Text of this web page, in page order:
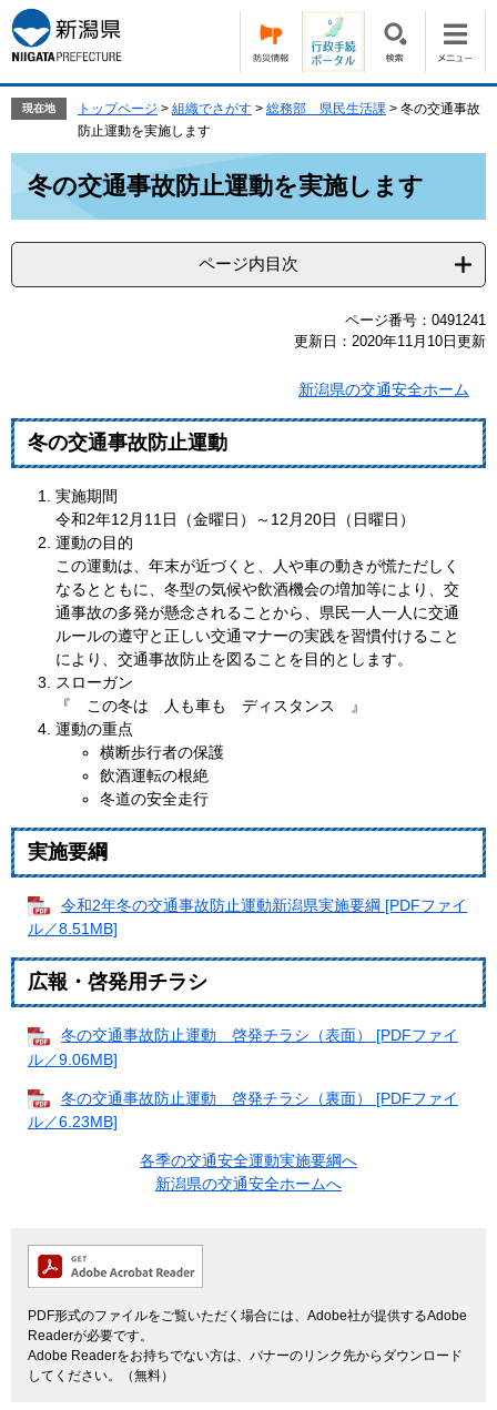
ー
ジ
の
で
ニ
ュ
ー
ば
本
文
現在地 トップページ > 組織でさがす > 総務部 県民生活課 > 冬の交通事故
防止運動を実施します
冬の交通事故防止運動を実施します
ページ内目次
ページ番号：0491241
更新日：2020年11月10日更新
新潟県の交通安全ホーム
冬の交通事故防止運動
実施期間
令和2年12月11日（金曜日）～12月20日（日曜日）
運動の目的
この運動は、年末が近づくと、人や車の動きが慌ただしく
なるとともに、冬型の気候や飲酒機会の増加等により、交
通事故の多発が懸念されることから、県民一人一人に交通
ルールの遵守と正しい交通マナーの実践を習慣付けること
により、交通事故防止を図ることを目的とします。
スローガン
『 この冬は 人も車も ディスタンス 』
運動の重点
横断歩行者の保護
飲酒運転の根絶
冬道の安全走行
実施要綱
令和2年冬の交通事故防止運動新潟県実施要綱 [PDFファイ
ル／8.51MB]
広報・啓発用チラシ
冬の交通事故防止運動 啓発チラシ（表面） [PDFファイ
ル／9.06MB]
冬の交通事故防止運動 啓発チラシ（裏面） [PDFファイ
ル／6.23MB]
各季の交通安全運動実施要綱へ
新潟県の交通安全ホームへ
PDF形式のファイルをご覧いただく場合には、Adobe社が提供するAdobe
Readerが必要です。
Adobe Readerをお持ちでない方は、バナーのリンク先からダウンロード
してください。（無料）